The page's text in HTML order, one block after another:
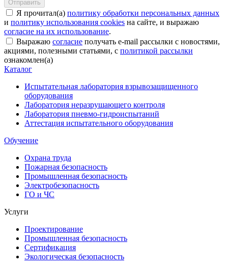
Я прочитал(а) политику обработки персональных данных
и политику использования cookies на сайте, и выражаю
согласие на их использование.
Выражаю согласие получать e-mail рассылки с новостями,
акциями, полезными статьями, с политикой рассылки
ознакомлен(а)
Каталог
Испытательная лаборатория взрывозащищенного
оборудования
Лаборатория неразрушающего контроля
Лаборатория пневмо-гидроиспытаний
Аттестация испытательного оборудования
Обучение
Охрана труда
Пожарная безопасность
Промышленная безопасность
Электробезопасность
ГО и ЧС
Услуги
Проектирование
Промышленная безопасность
Сертификация
Экологическая безопасность